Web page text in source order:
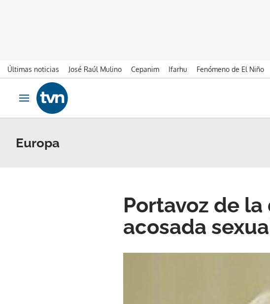
Últimas noticias José Raúl Mulino Cepanim Ifarhu Fenómeno de El Niño
Ir al contenido
Obrir navegació
Europa
Portavoz de
acosada